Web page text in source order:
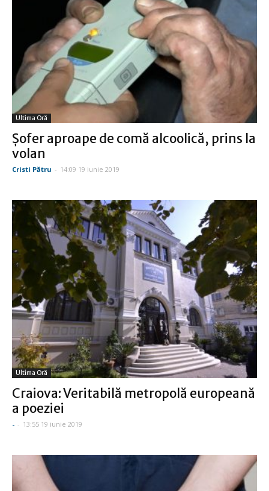
Ultima Oră
Şofer aproape de comă alcoolică, prins la
volan
Cristi Pătru - 14:09 19 iunie 2019
Ultima Oră
Craiova: Veritabilă metropolă europeană
a poeziei
- - 13:55 19 iunie 2019